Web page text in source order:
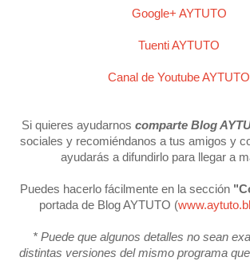
Google+ AYTUTO
Tuenti AYTUTO
Canal de Youtube AYTUTO
Si quieres ayudarnos comparte Blog
sociales y recomiéndanos a tus amigos y
ayudarás a difundirlo para llegar a
Puedes hacerlo fácilmente en la sección
portada de Blog AYTUTO (
* Puede que algunos detalles no sean
distintas versiones del mismo programa